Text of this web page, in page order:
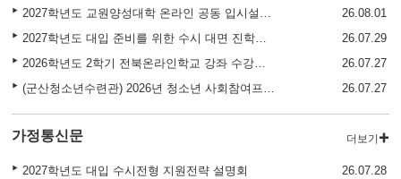
2027학년도 교원양성대학 온라인 공동 입시설명회 안내
26.08.01
2027학년도 대입 준비를 위한 수시 대면 진학상담 운영 및 신청 안내
26.07.29
2026학년도 2학기 전북온라인학교 강좌 수강생 안내 및 1학기 교육활동 만족도 조사 실시
26.07.27
(군산청소년수련관) 2026년 청소년 사회참여프로젝트 참여예산제 공모 안내
26.07.27
가정통신문 더보기
2027학년도 대입 수시전형 지원전략 설명회
26.07.28